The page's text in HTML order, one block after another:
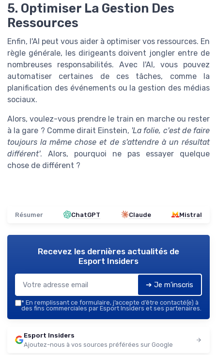
5. Optimiser La Gestion Des
Ressources
Enfin, l'AI peut vous aider à optimiser vos ressources. En
règle générale, les dirigeants doivent jongler entre de
nombreuses responsabilités. Avec l'AI, vous pouvez
automatiser certaines de ces tâches, comme la
planification des événements ou la gestion des médias
sociaux.
Alors, voulez-vous prendre le train en marche ou rester
à la gare ? Comme dirait Einstein, 'La folie, c'est de faire
toujours la même chose et de s'attendre à un résultat
différent'. Alors, pourquoi ne pas essayer quelque
chose de différent ?
Résumer ChatGPT Claude Mistral
Recevez les dernières actualités de
Esport Insiders
➔ Je m'inscris
* En remplissant ce formulaire, j’accepte d’être contacté(e) à
des fins commerciales par Esport Insiders et ses partenaires.
Esport Insiders
Ajoutez-nous à vos sources préférées sur Google